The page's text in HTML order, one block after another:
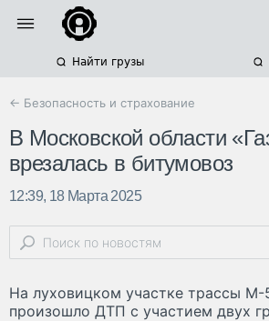
Найти грузы
← Безопасность и страхование
В Московской области
врезалась в битумовоз
12:39, 18 Марта 2025
На луховицком участке трассы М-
произошло ДТП с участием двух